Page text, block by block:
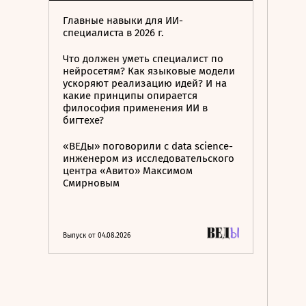
Главные навыки для ИИ-
специалиста в 2026 г.
Что должен уметь специалист по
нейросетям? Как языковые модели
ускоряют реализацию идей? И на
какие принципы опирается
философия применения ИИ в
бигтехе?
«ВЕДы» поговорили с data science-
инженером из исследовательского
центра «Авито» Максимом
Смирновым
Выпуск от 04.08.2026